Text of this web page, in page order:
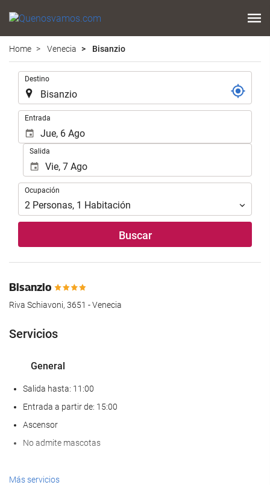
Home Venecia Bisanzio
Destino
Entrada
Salida
Ocupación
Ocupación
2 Personas, 1 Habitación
Buscar
Bisanzio
Riva Schiavoni, 3651 - Venecia
Servicios
General
Salida hasta: 11:00
Entrada a partir de: 15:00
Ascensor
No admite mascotas
Servicios de recepción
Más servicios